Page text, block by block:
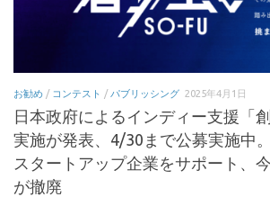
お勧め / コンテスト / パブリッシング 2025年4月1日
日本政府によるインディー支援「
実施が発表、4/30まで公募実施中
スタートアップ企業をサポート、
が撤廃